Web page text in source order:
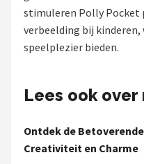
Paola Reina
Götz
Rainbow High
stimuleren Polly
verbeelding bij kinderen,
speelplezier bieden.
Lees ook
Ontdek de
Creativiteit en Charme